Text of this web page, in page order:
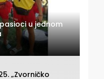
u jednom
„Zvorničko